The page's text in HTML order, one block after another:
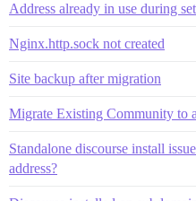
Address already in use during
Nginx.http.sock not created
Site backup after migration
Migrate Existing Community to
Standalone discourse install
address?